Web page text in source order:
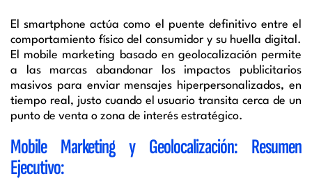
El smartphone actúa como el puente definitivo entre el
comportamiento físico del consumidor y su huella digital.
El mobile marketing basado en geolocalización permite
a las marcas abandonar los impactos publicitarios
masivos para enviar mensajes hiperpersonalizados, en
tiempo real, justo cuando el usuario transita cerca de un
punto de venta o zona de interés estratégico.
Mobile Marketing y Geolocalización: Resumen
Ejecutivo: